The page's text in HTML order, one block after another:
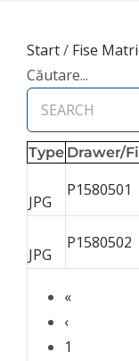
Start/ Fise
Căutare...
Type Drawer/
«
‹
1
JPG
P1580501
JPG
P1580502